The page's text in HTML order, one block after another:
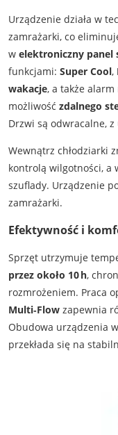
Urządzenie działa w
zamrażarki, co
w elektroniczny panel
funkcjami: Super Cool,
wakacje, a także
możliwość zdalnego
Drzwi są odwracalne,
Wewnątrz chłodziarki
kontrolą wilgotności, a
szuflady. Urządzenie
zamrażarki.
Efektywność i
Sprzęt utrzymuje
przez około 10 h,
rozmrożeniem. Praca
Multi‑Flowzapewnia
Obudowa urządzenia
przekłada się na